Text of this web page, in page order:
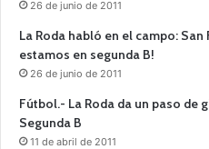
26 de junio de 2011
La Roda habló en el campo: San
estamos en segunda B!
26 de junio de 2011
Fútbol.- La Roda da un paso de
Segunda B
11 de abril de 2011